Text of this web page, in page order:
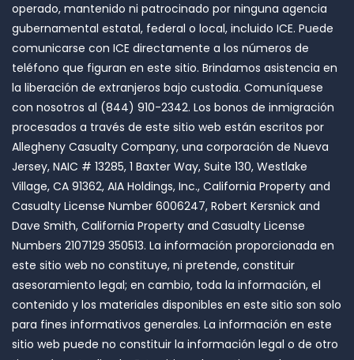
operado, mantenido ni patrocinado por ninguna agencia
gubernamental estatal, federal o local, incluido ICE. Puede
comunicarse con ICE directamente a los números de
teléfono que figuran en este sitio. Brindamos asistencia en
la liberación de extranjeros bajo custodia. Comuníquese
con nosotros al (844) 910-2342. Los bonos de inmigración
procesados ​​a través de este sitio web están escritos por
Allegheny Casualty Company, una corporación de Nueva
Jersey, NAIC # 13285, 1 Baxter Way, Suite 130, Westlake
Village, CA 91362, AIA Holdings, Inc., California Property and
Casualty License Number 6006247, Robert Kersnick and
Dave Smith, California Property and Casualty License
Numbers 2107129 350513. La información proporcionada en
este sitio web no constituye, ni pretende, constituir
asesoramiento legal; en cambio, toda la información, el
contenido y los materiales disponibles en este sitio son solo
para fines informativos generales. La información en este
sitio web puede no constituir la información legal o de otro